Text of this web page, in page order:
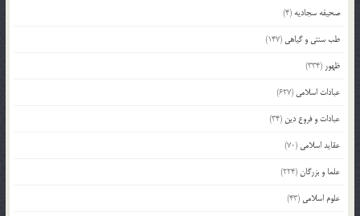
صحیفه سجادیه (4)
طب سنتی و گیاهی (147)
ظهور (334)
عبادات اسلامی (627)
عبادات و فروع دین (34)
عقاید اسلامی (70)
علما و بزرگان(224)
علوم اسلامی (43)